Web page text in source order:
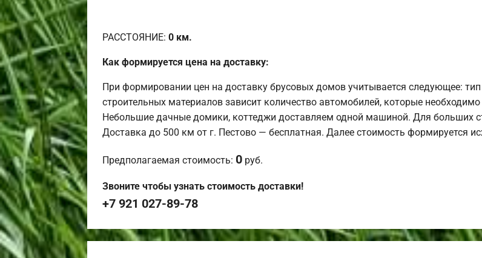
РАССТОЯНИЕ: 0 км.
Как формируется цена на доставку:
При формировании цен на доставку брусовых домов учитывается следующее:
строительных материалов зависит количество автомобилей, которые
Небольшие дачные домики, коттеджи доставляем одной машиной. Для больших
Доставка до 500 км от г. Пестово — бесплатная. Далее стоимость формируется
Предполагаемая стоимость: 0 руб.
Звоните чтобы узнать стоимость доставки!
+7 921 027-89-78